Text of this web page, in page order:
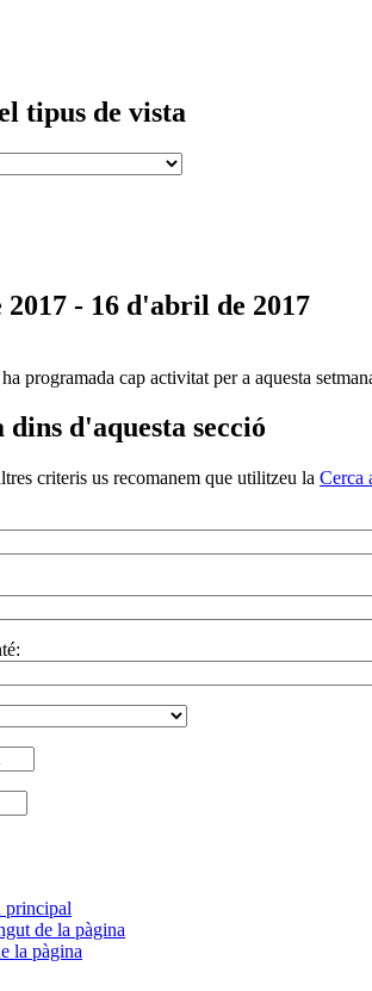
tipus de vista
- 16 d'abril de 2017
programada cap activitat per a aquesta
dins d'aquesta secció
criteris us recomanem que utilitzeu la Cerca
principal
de la pàgina
la pàgina